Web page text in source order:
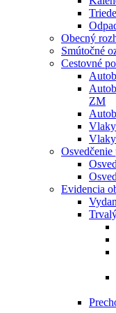
Obecný
Smútočné
Cestovné
ZM
Vlaky
Evidencia